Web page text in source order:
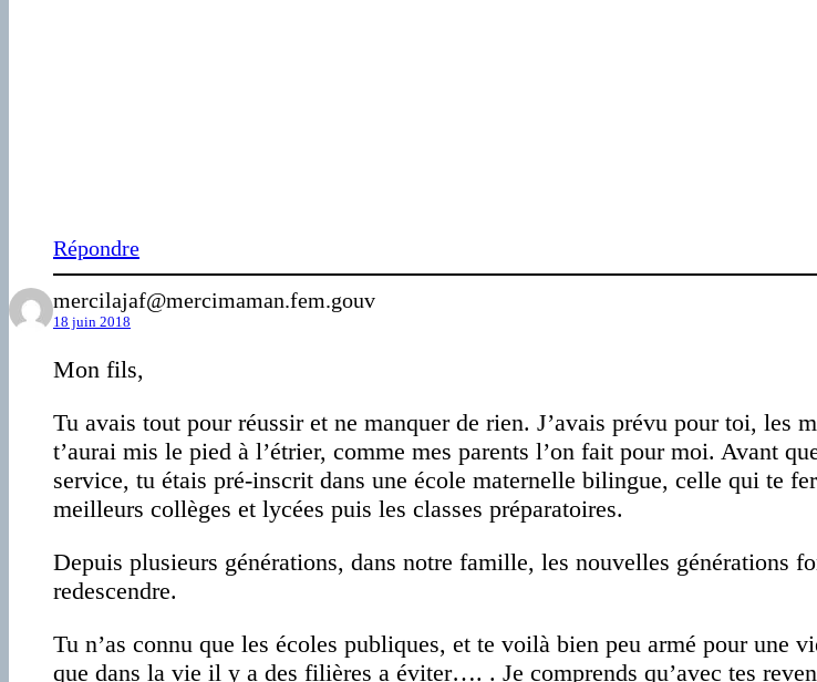
Répondre
mercilajaf@mercimaman.fem.gouv
18 juin 2018
Mon fils,
Tu avais tout pour réussir et ne manquer de rien. J’avais prévu pour toi, les
t’aurai mis le pied à l’étrier, comme mes parents l’on fait pour moi. Avant
service, tu étais pré-inscrit dans une école maternelle bilingue, celle qui te
meilleurs collèges et lycées puis les classes préparatoires.
Depuis plusieurs générations, dans notre famille, les nouvelles générations
redescendre.
Tu n’as connu que les écoles publiques, et te voilà bien peu armé pour
que dans la vie il y a des filières a éviter…. . Je comprends qu’avec tes